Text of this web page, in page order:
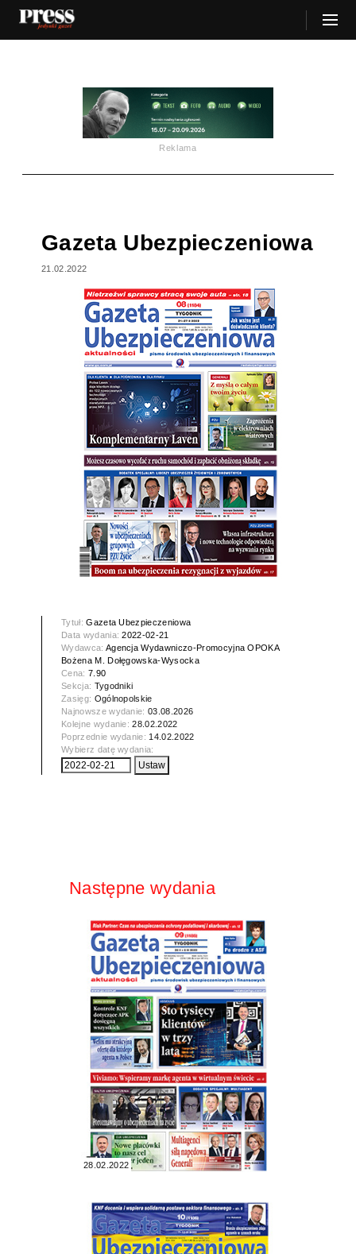
Reklama
Gazeta Ubezpieczeniowa
21.02.2022
Tytuł:Gazeta Ubezpieczeniowa
Data wydania:2022-02-21
Wydawca: Agencja Wydawniczo-Promocyjna OPOKA
Bożena M. Dołęgowska-Wysocka
Cena: 7.90
Sekcja: Tygodniki
Zasięg: Ogólnopolskie
Najnowsze wydanie:03.08.2026
Kolejne wydanie:28.02.2022
Poprzednie wydanie: 14.02.2022
Wybierz datę wydania:
Następne wydania
28.02.2022